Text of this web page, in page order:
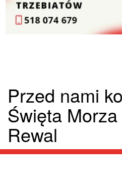
Przed nami
Święta
Rewal